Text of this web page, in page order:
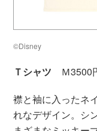
©Disney
Ｔシャツ Ｍ3500
襟と袖に入ったネ
れなデザイン。シ